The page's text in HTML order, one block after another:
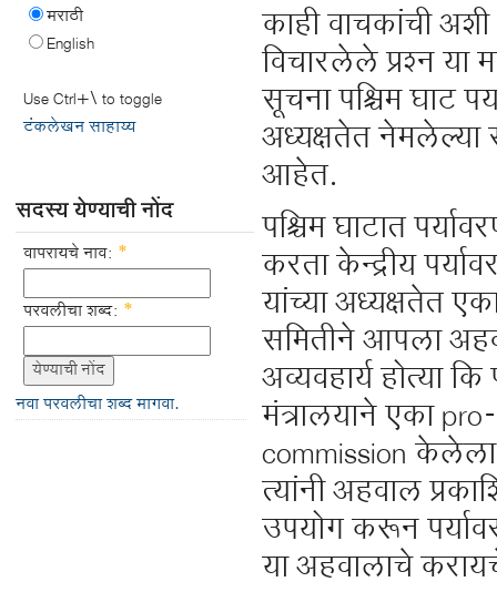
मराठी
English
Use Ctrl+\ to toggle
टंकलेखन साहाय्य
सदस्य येण्याची नोंद
वापरायचे नाव: *
परवलीचा शब्द: *
नवा परवलीचा शब्द मागवा.
काही वाचकांची
विचारलेले प्रश्न
सूचना पश्चिम घाट
अध्यक्षतेत नेमलेल्या
आहेत.
पश्चिम घाटात
करता केन्द्रीय
यांच्या अध्यक्षतेत
समितीने आपला
अव्यवहार्य होत्या
मंत्रालयाने एका
commission
त्यांनी अहवाल
उपयोग करून
या अहवालाचे